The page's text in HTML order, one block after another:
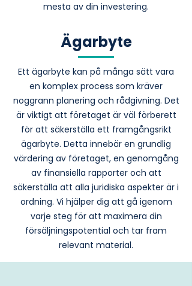
mesta av din investering.​
Ägarbyte
Ett ägarbyte kan på många sätt vara
en komplex process som kräver
noggrann planering och rådgivning. Det
är viktigt att företaget är väl förberett
för att säkerställa ett framgångsrikt
ägarbyte. Detta innebär en grundlig
värdering av företaget, en genomgång
av finansiella rapporter och att
säkerställa att alla juridiska aspekter är i
ordning. Vi hjälper dig att gå igenom
varje steg för att maximera din
försäljningspotential och tar fram
relevant material.